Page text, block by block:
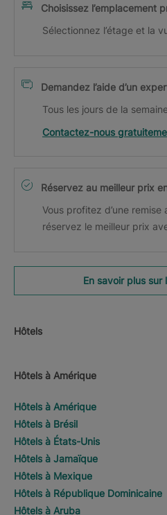
Choisissez l’emplacement
Sélectionnez l’étage et la
Demandez l’aide d’un
Tous les jours de la
Contactez-nous
Réservez au meilleur prix
Vous profitez d’une
réservez le meilleur prix
En savoir plus sur
Hôtels
Hôtels à Amérique
Hôtels à Amérique
Hôtels à Brésil
Hôtels à États-Unis
Hôtels à Jamaïque
Hôtels à Mexique
Hôtels à République Dominicaine
Hôtels à Aruba